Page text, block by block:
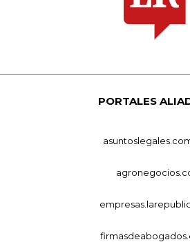
PORTALES